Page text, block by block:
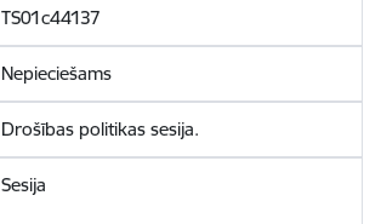
TS01c44137
Nepieciešams
Drošības politikas sesija.
Sesija